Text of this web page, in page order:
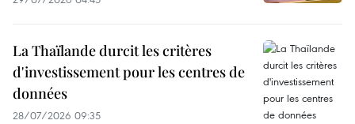
La Thaïlande durcit les critères
d'investissement pour les centres de
données
28/07/2026 09:35